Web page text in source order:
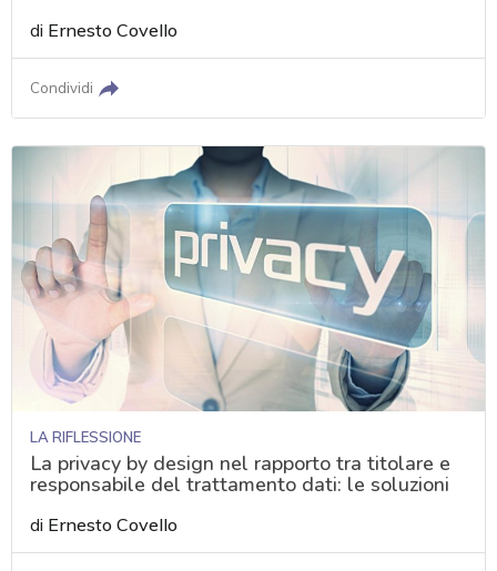
di Ernesto Covello
Condividi
LA RIFLESSIONE
La privacy by design nel rapporto tra titolare e
responsabile del trattamento dati: le soluzioni
di Ernesto Covello